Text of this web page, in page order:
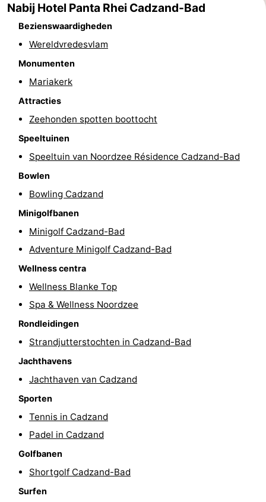
Bad
Zwinhoeve
Last
minutes
Strand
Zien
doen
Musea
Monumenten
Molens
Uitkijkpunten
Attracties
Speeltuinen
Bowlen
Minigolfbanen
Wellness
centra
Dorpen
Steden
Natuur
Sporten
Nabij Hotel Panta Rhei Cadzand-Bad
Bezienswaardigheden
Wereldvredesvlam
Monumenten
Mariakerk
Attracties
Zeehonden spotten boottocht
Speeltuinen
Speeltuin van Noordzee Résidence Cadzand-Bad
Bowlen
Bowling Cadzand
Minigolfbanen
Minigolf Cadzand-Bad
Adventure Minigolf Cadzand-Bad
Wellness centra
Wellness Blanke Top
Spa & Wellness Noordzee
Rondleidingen
Strandjutterstochten in Cadzand-Bad
Jachthavens
Jachthaven van Cadzand
Sporten
Tennis in Cadzand
Padel in Cadzand
Golfbanen
Shortgolf Cadzand-Bad
Surfen